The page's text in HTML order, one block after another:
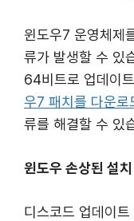
윈도우7 운영체제
류가 발생할 수 있
64비트로 업데이
우7 패치를 다운로
류를 해결할 수 있
윈도우 손상된 설
디스코드 업데이